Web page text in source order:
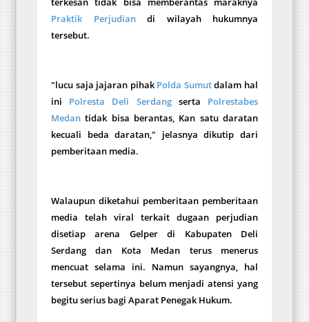
Praktik Perjudiandi wilayah hukumnya
tersebut.
"lucu saja jajaran pihak Polda Sumutdalam hal
ini Polresta Deli Serdangserta Polrestabes
Medan tidak bisa berantas, Kan satu daratan
kecuali beda daratan," jelasnya dikutip dari
pemberitaan media.
Walaupun diketahui pemberitaan pemberitaan
media telah viral terkait dugaan perjudian
disetiap arena Gelper di Kabupaten Deli
Serdang dan Kota Medan terus menerus
mencuat selama ini. Namun sayangnya, hal
tersebut sepertinya belum menjadi atensi yang
begitu serius bagi Aparat Penegak Hukum.